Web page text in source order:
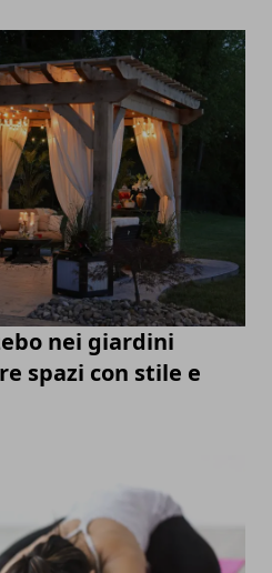
nei giardini
spazi con stile e